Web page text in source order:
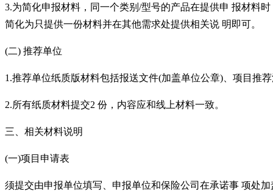
3.为简化申报材料，同一个类别/型号的产品在提供申 报材料
简化为只提供一份材料并在其他需求处提供相关说 明即可。
(二) 推荐单位
1.推荐单位纸质版材料包括报送文件(加盖单位公章)、项目推
2.所有纸质材料提交2 份，内容应和线上材料一致。
三、相关材料说明
(一)项目申请表
须提交由申报单位填写、申报单位和保险公司在承诺事 项处加